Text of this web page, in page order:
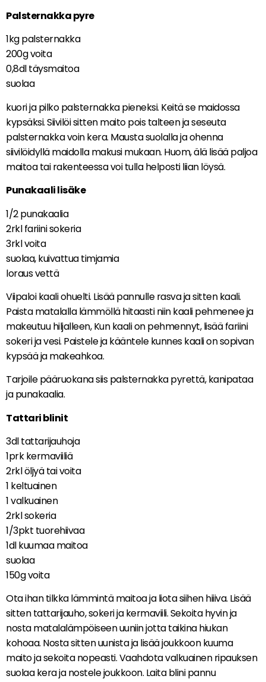
Palsternakka pyre
1kg palsternakka
200g voita
0,8dl täysmaitoa
suolaa
kuori ja pilko palsternakka pieneksi. Keitä se maidossa
kypsäksi. Siivilöi sitten maito pois talteen ja seseuta
palsternakka voin kera. Mausta suolalla ja ohenna
siivilöidyllä maidolla makusi mukaan. Huom, älä lisää paljoa
maitoa tai rakenteessa voi tulla helposti liian löysä.
Punakaali lisäke
1/2 punakaalia
2rkl fariini sokeria
3rkl voita
suolaa, kuivattua timjamia
loraus vettä
Viipaloi kaali ohuelti. Lisää pannulle rasva ja sitten kaali.
Paista matalalla lämmöllä hitaasti niin kaali pehmenee ja
makeutuu hiljalleen, Kun kaali on pehmennyt, lisää fariini
sokeri ja vesi. Paistele ja kääntele kunnes kaali on sopivan
kypsää ja makeahkoa.
Tarjoile pääruokana siis palsternakka pyrettä, kanipataa
ja punakaalia.
Tattari blinit
3dl tattarijauhoja
1prk kermaviiliä
2rkl öljyä tai voita
1 keltuainen
1 valkuainen
2rkl sokeria
1/3pkt tuorehiivaa
1dl kuumaa maitoa
suolaa
150g voita
Ota ihan tilkka lämmintä maitoa ja liota siihen hiiiva. Lisää
sitten tattarijauho, sokeri ja kermaviili. Sekoita hyvin ja
nosta matalalämpöiseen uuniin jotta taikina hiukan
kohoaa. Nosta sitten uunista ja lisää joukkoon kuuma
maito ja sekoita nopeasti. Vaahdota valkuainen ripauksen
suolaa kera ja nostele joukkoon. Laita blini pannu